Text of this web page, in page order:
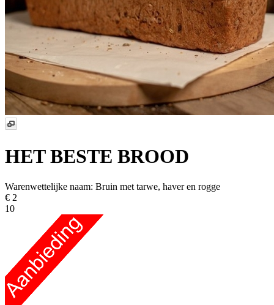
HET BESTE BROOD
Warenwettelijke naam: Bruin met tarwe, haver en rogge
€ 2
10